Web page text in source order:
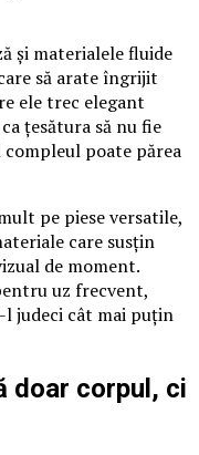
și materialele fluide
să arate îngrijit
ele trec elegant
țesătura să nu fie
poate părea
pe piese versatile,
care susțin
de moment.
uz frecvent,
l judeci cât mai puțin
doar corpul, ci